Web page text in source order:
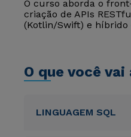
O curso aborda o
criação de APIs
(Kotlin/Swift) e híbrido
O que você
LINGUAGEM SQL